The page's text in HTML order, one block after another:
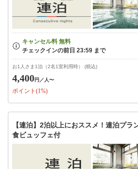
お1人さま1泊（2名1室利用時） (税込)
4,400円 ／人〜
ポイント(1%)
【連泊】2泊以上におススメ！連泊プ
食ビュッフェ付